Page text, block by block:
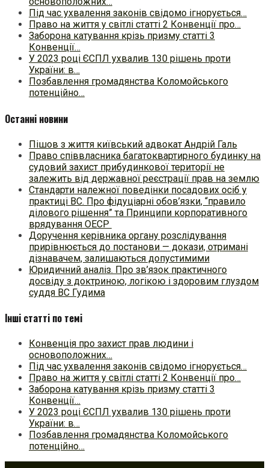
Під час ухвалення законів свідомо ігнорується…
Право на життя у світлі статті 2 Конвенції про…
Заборона катування крізь призму статті 3
Конвенції…
У 2023 році ЄСПЛ ухвалив 130 рішень проти
України: в…
Позбавлення громадянства Коломойського
потенційно…
Останні новини
Пішов з життя київський адвокат Андрій Галь
Право співвласника багатоквартирного будинку на
судовий захист прибудинкової території не
залежить від державної реєстрації прав на землю
Стандарти належної поведінки посадових осіб у
практиці ВC. Про фідуціарні обов’язки, “правило
ділового рішення” та Принципи корпоративного
врядування ОЕСР
Доручення керівника органу розслідування
прирівнюється до постанови — докази, отримані
дізнавачем, залишаються допустимими
Юридичний аналіз. Про зв’язок практичного
досвіду з доктриною, логікою і здоровим глуздом
суддя ВС Гудима
Інші статті по темі
Конвенція про захист прав людини і
основоположних…
Під час ухвалення законів свідомо ігнорується…
Право на життя у світлі статті 2 Конвенції про…
Заборона катування крізь призму статті 3
Конвенції…
У 2023 році ЄСПЛ ухвалив 130 рішень проти
України: в…
Позбавлення громадянства Коломойського
потенційно…